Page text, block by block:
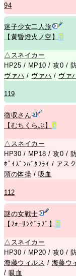
94
迷子少女二人旅
【黄昏燈火ノ空】
R
△ スネイカー
HP25 / MP10 / 攻0 /
ヴァハ / ヴァハ / ヴァ
119
徴収さん
【むちくらぶ】 R
△ スネイカー
HP30 / MP18 / 攻0 /
ﾎﾟｲｽﾞﾝﾊﾞﾀﾌﾗｲ / アス
頭の体操 / 吸血
112
謎の女戦士
【ﾌｫｰﾘﾝｸﾞﾗﾌﾞ】 R
△ スネイカー
HP30 / MP20 / 攻0 /
海藤ウィルス / 海藤ウ
/吸血